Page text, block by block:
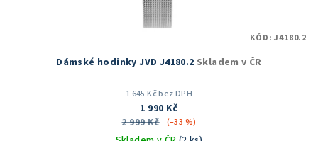
Dámské hodinky JVD J4180.2 Skladem v ČR
1 645 Kč bez DPH
1 990 Kč
2 999 Kč
(–33 %)
KÓD:J4180.2